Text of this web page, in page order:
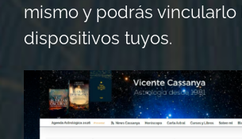
mismo y podrás vincularlo
dispositivos tuyos.